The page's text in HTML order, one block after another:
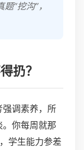
“挖沟”，
扔？
强调素养，所
。你每周就那
学生能力参差